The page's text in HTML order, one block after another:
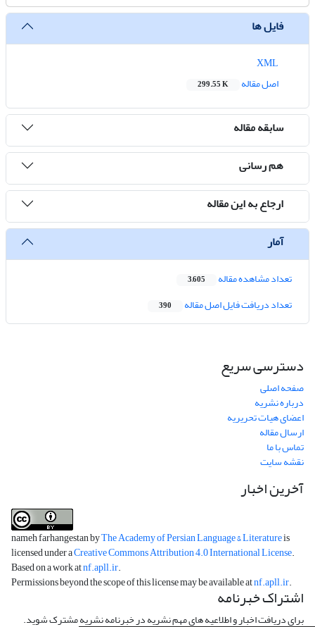
فایل ها
اصل مقاله
299.55 K
سابقه مقاله
هم رسانی
ارجاع به این مقاله
آمار
تعداد مشاهده مقاله 3,605
تعداد دریافت فایل اصل مقاله 390
دسترسی سریع
صفحه اصلی
درباره نشریه
اعضای هیات تحریریه
ارسال مقاله
تماس با ما
نقشه سایت
آخرین اخبار
nameh farhangestan byThe Academy of Persian Language & Literatureis
licensed under aCreative Commons Attribution 4.0 International License.
Based on a work atnf.apll.ir.
Permissions beyond the scope of this license may be available atnf.apll.ir.
اشتراک خبرنامه
برای دریافت اخبار و اطلاعیه های مهم نشریه در خبرنامه نشریه مشترک شوید.